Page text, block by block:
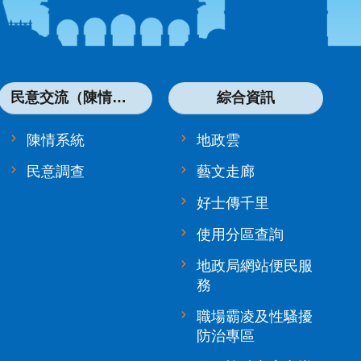
民意交流（陳情系統）
陳情系統
民意調查
綜合資訊
地政雲
藝文走廊
好士傳千里
使用分區查詢
地政局網站便民服
務
職場霸凌及性騷擾
防治專區